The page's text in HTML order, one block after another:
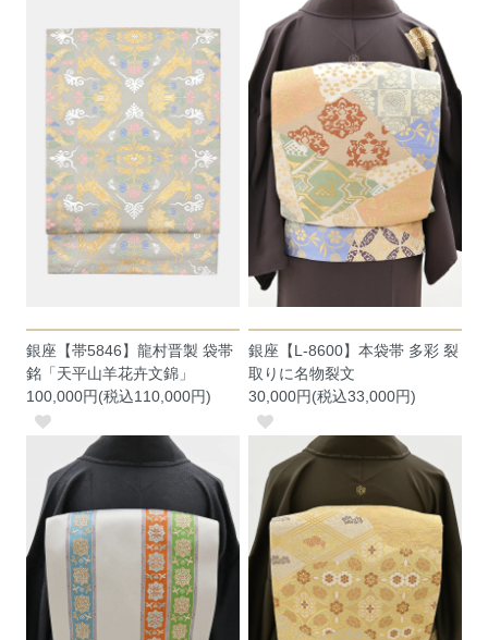
銀座【帯5846】龍村晋製 袋帯
銘「天平山羊花卉文錦」
100,000円(税込110,000円)
銀座【L-8600】本袋帯 多彩 裂
取りに名物裂文
30,000円(税込33,000円)